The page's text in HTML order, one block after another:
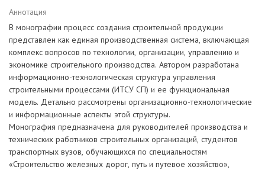
Аннотация
В монографии процесс создания строительной продукции
представлен как единая производственная система, включающая
комплекс вопросов по технологии, организации, управлению и
экономике строительного производства. Автором разработана
информационно-технологическая структура управления
строительными процессами (ИТСУ СП) и ее функциональная
модель. Детально рассмотрены организационно-технологические
и информационные аспекты этой структуры.
Монография предназначена для руководителей производства и
технических работников строительных организаций, студентов
транспортных вузов, обучающихся по специальностям
«Строительство железных дорог, путь и путевое хозяйство»,